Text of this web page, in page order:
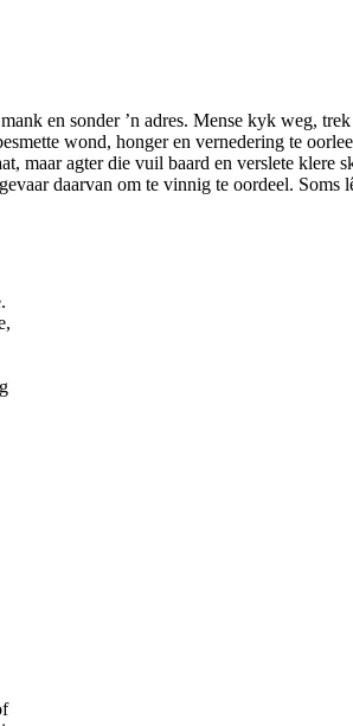
en sonder ’n adres. Mense kyk weg,
wond, honger en vernedering te
maar agter die vuil baard en verslete klere
daarvan om te vinnig te oordeel.